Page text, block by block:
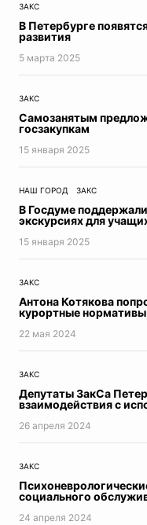
ЗАКС
В Петербурге
развития
5 мартa 2025
ЗАКС
Самозанятым
госзакупкам
15 января 2025
НАШ ГОРОД ЗАКС
В Госдуме
экскурсиях для
15 января 2025
ЗАКС
Антона Котякова
курортные нормативы
22 мая 2024
ЗАКС
Депутаты ЗакСа
взаимодействия с
26 апреля 2024
ЗАКС
социального
24 апреля 2024